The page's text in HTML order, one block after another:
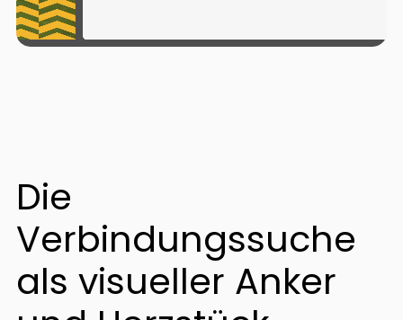
Die
Verbindungssuche
als visueller Anker